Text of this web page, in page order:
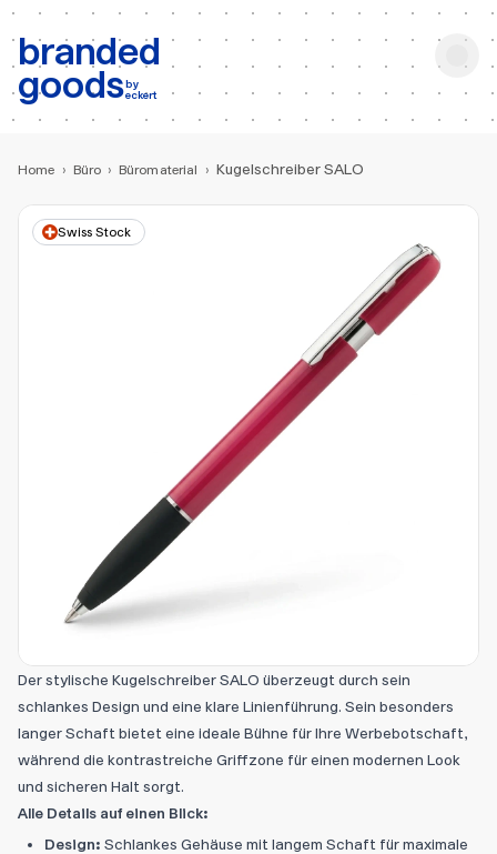
branded
goodsby
eckert
b: Produktsuche
Home › Büro › Büromaterial › Kugelschreiber SALO
Swiss Stock
Der stylische Kugelschreiber SALO überzeugt durch sein
schlankes Design und eine klare Linienführung. Sein besonders
langer Schaft bietet eine ideale Bühne für Ihre Werbebotschaft,
während die kontrastreiche Griffzone für einen modernen Look
und sicheren Halt sorgt.
Alle Details auf einen Blick:
Design: Schlankes Gehäuse mit langem Schaft für maximale